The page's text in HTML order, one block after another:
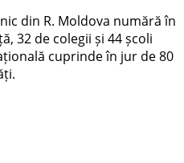
din R. Moldova numără în
32 de colegii și 44 școli
cuprinde în jur de 80